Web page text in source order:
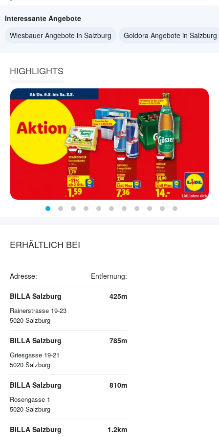
Interessante Angebote
Wiesbauer Angebote in Salzburg
Goldora Angebote in Salzburg
HIGHLIGHTS
ERHÄLTLICH BEI
Adresse: Entfernung:
BILLA Salzburg
Rainerstrasse 19-23
5020 Salzburg
425m
BILLA Salzburg
Griesgasse 19-21
5020 Salzburg
785m
BILLA Salzburg
Rosengasse 1
5020 Salzburg
810m
BILLA Salzburg 1.2km